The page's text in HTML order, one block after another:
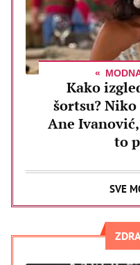
Kako
šortsu?
Ane
to
SVE